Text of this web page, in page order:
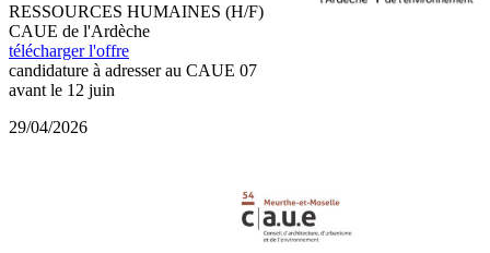
RESSOURCES HUMAINES (H/F)
CAUE de l'Ardèche
télécharger l'offre
candidature à adresser au CAUE 07
avant le 12 juin
29/04/2026